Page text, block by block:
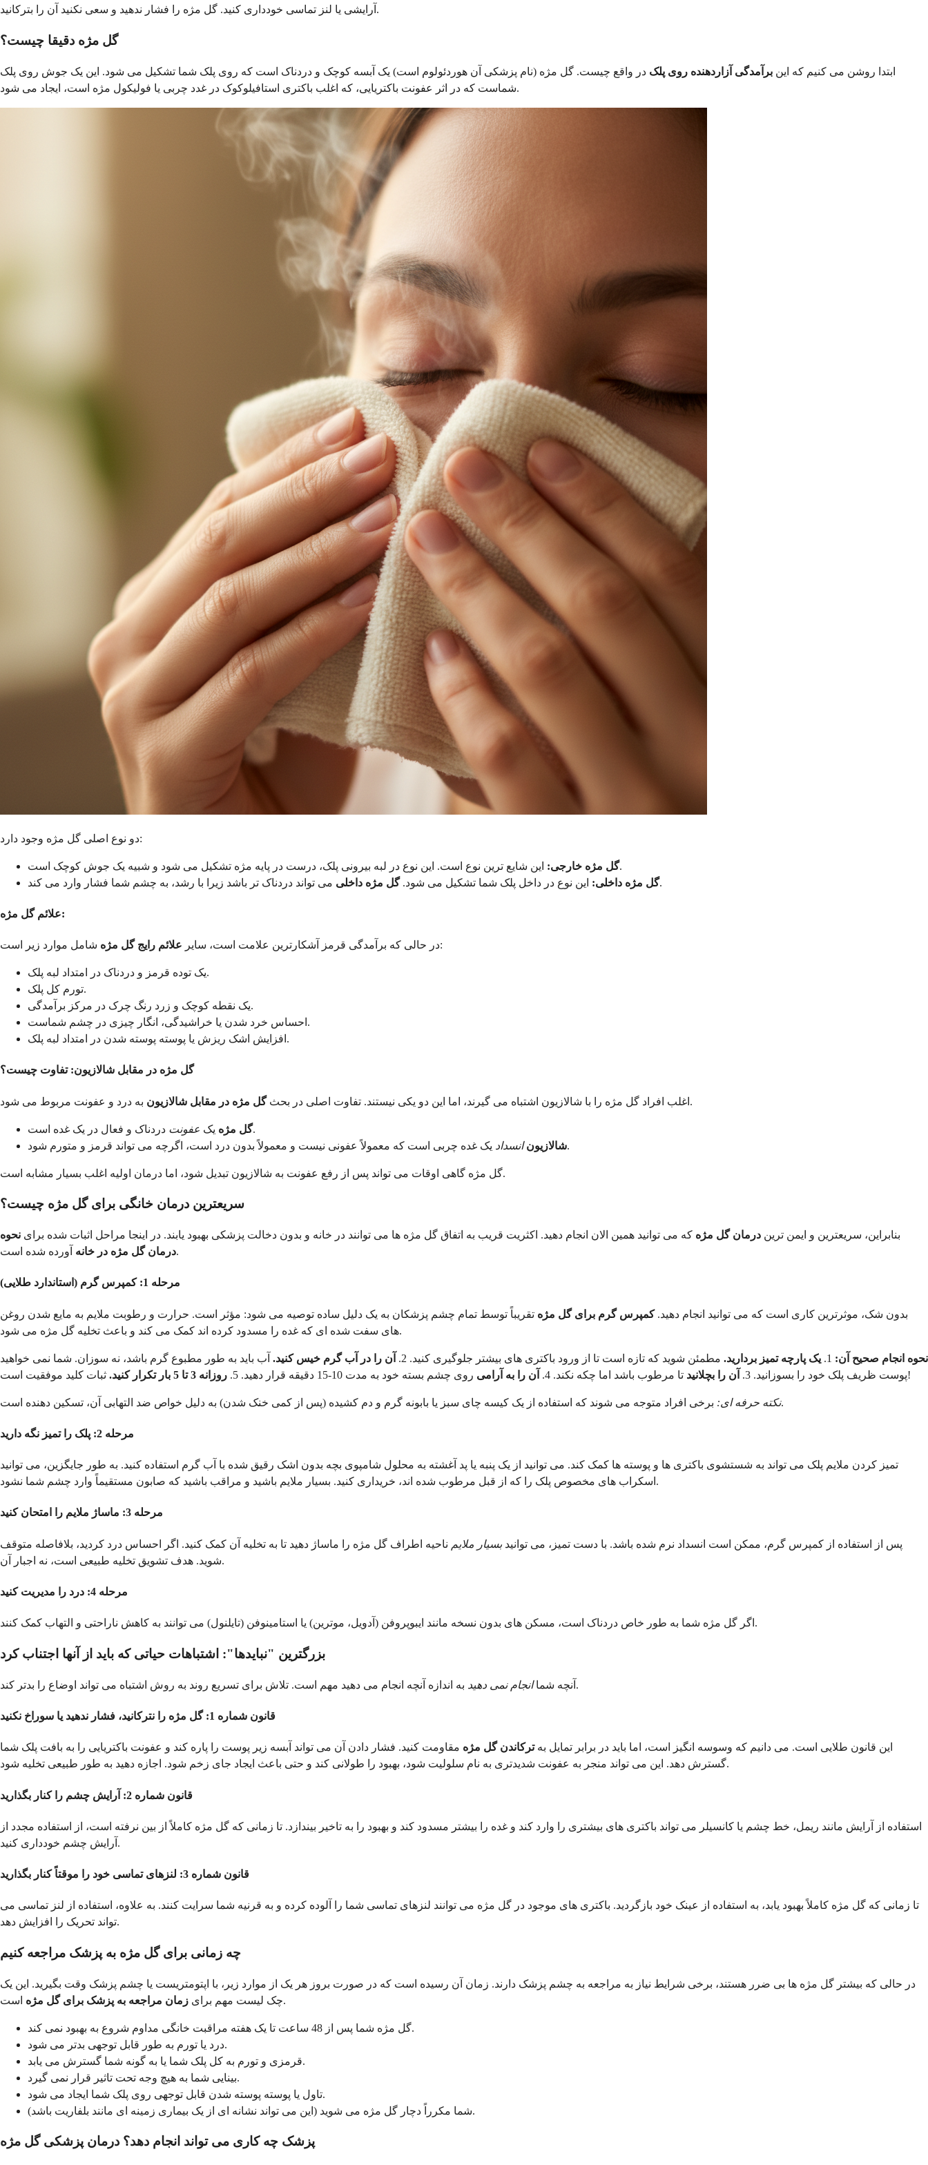
آرایشی یا لنز تماسی خودداری کنید. گل مژه را فشار ندهید و سعی نکنید آن را بترکانید.
گل مژه دقیقا چیست؟
ابتدا روشن می کنیم که این برآمدگی آزاردهنده روی پلک در واقع چیست. گل مژه (نام پزشکی آن هوردئولوم است) یک آبسه کوچک و دردناک است که روی پلک شما تشکیل می شود. این یک جوش روی پلک
شماست که در اثر عفونت باکتریایی، که اغلب باکتری استافیلوکوک در غدد چربی یا فولیکول مژه است، ایجاد می شود.
دو نوع اصلی گل مژه وجود دارد:
گل مژه خارجی:این شایع ترین نوع است. این نوع در لبه بیرونی پلک، درست در پایه مژه تشکیل می شود و شبیه یک جوش کوچک است.
گل مژه داخلی: این نوع در داخل پلک شما تشکیل می شود.گل مژه داخلی می تواند دردناک تر باشد زیرا با رشد، به چشم شما فشار وارد می کند.
علائم گل مژه:
در حالی که برآمدگی قرمز آشکارترین علامت است، سایر علائم رایج گل مژه شامل موارد زیر است:
یک توده قرمز و دردناک در امتداد لبه پلک.
تورم کل پلک.
یک نقطه کوچک و زرد رنگ چرک در مرکز برآمدگی.
احساس خرد شدن یا خراشیدگی، انگار چیزی در چشم شماست.
افزایش اشک ریزش یا پوسته پوسته شدن در امتداد لبه پلک.
گل مژه در مقابل شالازیون: تفاوت چیست؟
اغلب افراد گل مژه را با شالازیون اشتباه می گیرند، اما این دو یکی نیستند. تفاوت اصلی در بحثگل مژه در مقابل شالازیون به درد و عفونت مربوط می شود.
گل مژه یک عفونت
دردناک و فعال در یک غده است.
شالازیون انسداد یک غده چربی است که معمولاً عفونی نیست و معمولاً بدون درد است، اگرچه می تواند قرمز و متورم شود.
گل مژه گاهی اوقات می تواند پس از رفع عفونت به شالازیون تبدیل شود، اما درمان اولیه اغلب بسیار مشابه است.
سریعترین درمان خانگی برای گل مژه چیست؟
بنابراین، سریعترین و ایمن ترین درمان گل مژه که می توانید همین الان انجام دهید. اکثریت قریب به اتفاق گل مژه ها می توانند در خانه و بدون دخالت پزشکی بهبود یابند. در اینجا مراحل اثبات شده برای نحوه
درمان گل مژه در خانهآورده شده است.
مرحله 1: کمپرس گرم (استاندارد طلایی)
بدون شک، موثرترین کاری است که می توانید انجام دهید.کمپرس گرم برای گل مژه تقریباً توسط تمام چشم پزشکان به یک دلیل ساده توصیه می شود: مؤثر است. حرارت و رطوبت ملایم به مایع شدن روغن
های سفت شده ای که غده را مسدود کرده اند کمک می کند و باعث تخلیه گل مژه می شود.
نحوه انجام صحیح آن: یک پارچه تمیز بردارید. مطمئن شوید که تازه است تا از ورود باکتری های بیشتر جلوگیری کنید. 2. آن را در آب گرم خیس کنید. آب باید به طور مطبوع گرم باشد، نه سوزان. شما نمی خواهید
پوست ظریف پلک خود را بسوزانید. 3.
آن را بچلانید تا مرطوب باشد اما چکه نکند. 4. آن را به آرامی روی چشم بسته خود به مدت 10-15 دقیقه قرار دهید. 5. روزانه 3 تا 5 بار تکرار کنید. ثبات کلید موفقیت است!
نکته حرفه ای:برخی افراد متوجه می شوند که استفاده از یک کیسه چای سبز یا بابونه گرم و دم کشیده (پس از کمی خنک شدن) به دلیل خواص ضد التهابی آن، تسکین دهنده است.
مرحله 2: پلک را تمیز نگه دارید
تمیز کردن ملایم پلک می تواند به شستشوی باکتری ها و پوسته ها کمک کند. می توانید از یک پنبه یا پد آغشته به محلول شامپوی بچه بدون اشک رقیق شده با آب گرم استفاده کنید. به طور جایگزین، می توانید
اسکراب های مخصوص پلک را که از قبل مرطوب شده اند، خریداری کنید. بسیار ملایم باشید و مراقب باشید که صابون مستقیماً وارد چشم شما نشود.
مرحله 3: ماساژ ملایم را امتحان کنید
پس از استفاده از کمپرس گرم، ممکن است انسداد نرم شده باشد. با دست تمیز، می توانید بسیار ملایم ناحیه اطراف گل مژه را ماساژ دهید تا به تخلیه آن کمک کنید. اگر احساس درد کردید، بلافاصله متوقف
شوید. هدف تشویق تخلیه طبیعی است، نه اجبار آن.
مرحله 4: درد را مدیریت کنید
اگر گل مژه شما به طور خاص دردناک است، مسکن های بدون نسخه مانند ایبوپروفن (آدویل، موترین) یا استامینوفن (تایلنول) می توانند به کاهش ناراحتی و التهاب کمک کنند.
بزرگترین "نبایدها": اشتباهات حیاتی که باید از آنها اجتناب کرد
آنچه شماانجام نمی دهید به اندازه آنچه انجام می دهید مهم است. تلاش برای تسریع روند به روش اشتباه می تواند اوضاع را بدتر کند.
قانون شماره 1: گل مژه را نترکانید، فشار ندهید یا سوراخ نکنید
این قانون طلایی است. می دانیم که وسوسه انگیز است، اما باید در برابر تمایل بهترکاندن گل مژه مقاومت کنید. فشار دادن آن می تواند آبسه زیر پوست را پاره کند و عفونت باکتریایی را به بافت پلک شما
گسترش دهد. این می تواند منجر به عفونت شدیدتری به نام سلولیت شود، بهبود را طولانی کند و حتی باعث ایجاد جای زخم شود. اجازه دهید به طور طبیعی تخلیه شود.
قانون شماره 2: آرایش چشم را کنار بگذارید
استفاده از آرایش مانند ریمل، خط چشم یا کانسیلر می تواند باکتری های بیشتری را وارد کند و غده را بیشتر مسدود کند و بهبود را به تاخیر بیندازد. تا زمانی که گل مژه کاملاً از بین نرفته است، از استفاده مجدد از
آرایش چشم خودداری کنید.
قانون شماره 3: لنزهای تماسی خود را موقتاً کنار بگذارید
تا زمانی که گل مژه کاملاً بهبود یابد، به استفاده از عینک خود بازگردید. باکتری های موجود در گل مژه می توانند لنزهای تماسی شما را آلوده کرده و به قرنیه شما سرایت کنند. به علاوه، استفاده از لنز تماسی می
تواند تحریک را افزایش دهد.
چه زمانی برای گل مژه به پزشک مراجعه کنیم
در حالی که بیشتر گل مژه ها بی ضرر هستند، برخی شرایط نیاز به مراجعه به چشم پزشک دارند. زمان آن رسیده است که در صورت بروز هر یک از موارد زیر، با اپتومتریست یا چشم پزشک وقت بگیرید. این یک
چک لیست مهم برای زمان مراجعه به پزشک برای گل مژه است.
گل مژه شما پس از 48 ساعت تا یک هفته مراقبت خانگی مداوم شروع به بهبود نمی کند.
درد یا تورم به طور قابل توجهی بدتر می شود.
قرمزی و تورم به کل پلک شما یا به گونه شما گسترش می یابد.
بینایی شما به هیچ وجه تحت تاثیر قرار نمی گیرد.
تاول یا پوسته پوسته شدن قابل توجهی روی پلک شما ایجاد می شود.
شما مکرراً دچار گل مژه می شوید (این می تواند نشانه ای از یک بیماری زمینه ای مانند بلفاریت باشد).
پزشک چه کاری می تواند انجام دهد؟ درمان پزشکی گل مژه